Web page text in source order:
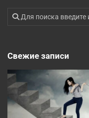
Свежие записи